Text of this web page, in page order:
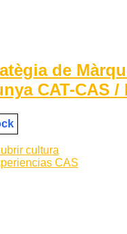
de
CAT-CAS /